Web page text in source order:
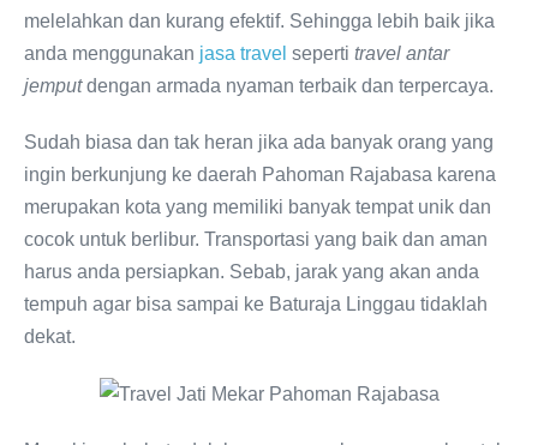
melelahkan dan kurang efektif. Sehingga lebih baik jika
anda menggunakan jasa travel seperti travel antar
jemputdengan armada nyaman terbaik dan terpercaya.
Sudah biasa dan tak heran jika ada banyak orang yang
ingin berkunjung ke daerah Pahoman Rajabasa karena
merupakan kota yang memiliki banyak tempat unik dan
cocok untuk berlibur. Transportasi yang baik dan aman
harus anda persiapkan. Sebab, jarak yang akan anda
tempuh agar bisa sampai ke Baturaja Linggau tidaklah
dekat.